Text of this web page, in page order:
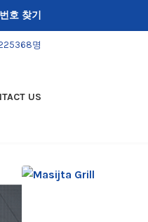
호 찾기
명
US